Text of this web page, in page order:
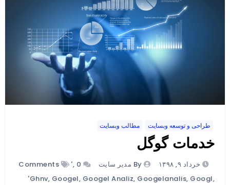
طراحی و توسعه وبسایت مطالب وبسایت
خدمات گوگل
خرداد ۹, ۱۳۹۸ By مدیر سایت 0 Comments
',
'ghnv, Googel, Googel Analiz, Googelanalis, Googl,